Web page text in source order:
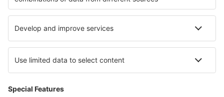
Unterkunft in den Süd Atollen Unterkunft in Coffee Triangle
Unterkunft in Wigierski-Nationalpark
Unterkunft in Italian Alps